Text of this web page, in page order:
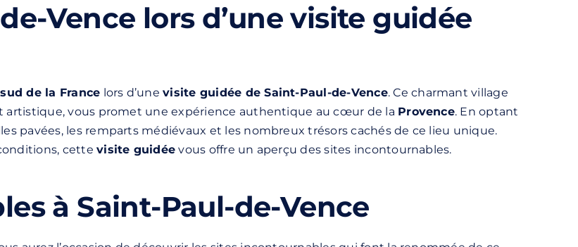
Vence lors d’une visite guidée
de la France lors d’unevisite guidée de Saint-Paul-de-Vence. Ce charmant village
vous promet une expérience authentique au cœur de la Provence. En optant
pavées, les remparts médiévaux et les nombreux trésors cachés de ce lieu unique.
cettevisite guidée vous offre un aperçu des sites incontournables.
à Saint-Paul-de-Vence